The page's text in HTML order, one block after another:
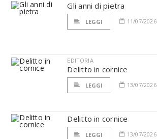
Gli anni di pietra
LEGGI 11/07/2026
EDITORIA
Delitto in cornice
LEGGI 13/07/2026
Delitto in cornice
LEGGI 13/07/2026